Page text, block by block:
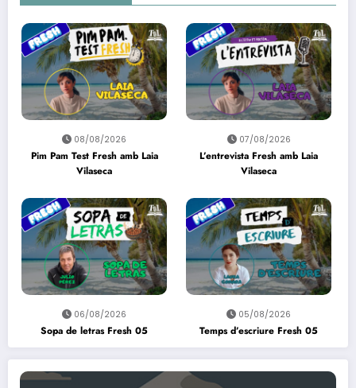
08/08/2026
Pim Pam Test Fresh amb Laia
Vilaseca
07/08/2026
L’entrevista Fresh amb Laia
Vilaseca
06/08/2026
Sopa de letras Fresh 05
05/08/2026
Temps d’escriure Fresh 05